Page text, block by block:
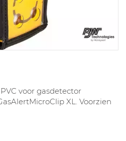
voor gasdetector
XL. Voorzien